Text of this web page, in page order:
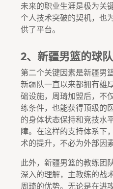
未来的职业生涯是极为关
个人技术突破的契机，也
供了平台。
2、新疆男篮的球
第二个关键因素是新疆男
新疆队一直以来都拥有雄
础设施，周琦加盟后，不
练条件，也能获得顶级的
的身体状态保持和竞技水
障。在这样的支持体系下
术的提升，不必为外部因
此外，新疆男篮的教练团
深入的理解，主教练的战
周琦的优势。无论是在进